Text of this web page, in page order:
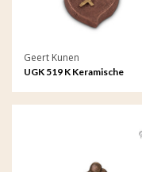
Geert Kunen
UGK 519 K Keramische
Boogschutter